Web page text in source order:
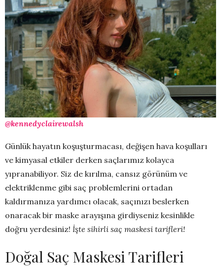
@kennedyclairewalsh
Günlük hayatın koşuşturmacası, değişen hava koşulları
ve kimyasal etkiler derken saçlarımız kolayca
yıpranabiliyor. Siz de kırılma, cansız görünüm ve
elektriklenme gibi saç problemlerini ortadan
kaldırmanıza yardımcı olacak, saçınızı beslerken
onaracak bir maske arayışına girdiyseniz kesinlikle
doğru yerdesiniz! İşte sihirli saç maskesi tarifleri!
Doğal Saç Maskesi Tarifleri